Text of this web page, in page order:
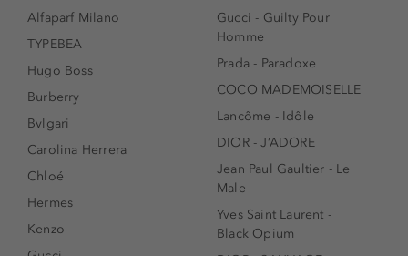
Alfaparf Milano
TYPEBEA
Hugo Boss
Burberry
Bvlgari
Carolina Herrera
Chloé
Hermes
Kenzo
Gucci - Guilty Pour
Homme
Prada - Paradoxe
COCO MADEMOISELLE
Lancôme - Idôle
DIOR - J’ADORE
Jean Paul Gaultier - Le
Male
Yves Saint Laurent -
Black Opium